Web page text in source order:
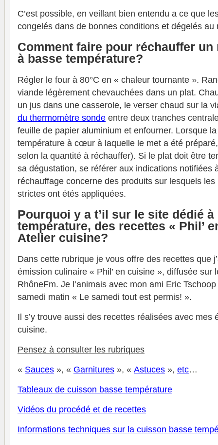
C’est possible, en veillant bien entendu a ce que
congelés dans de bonnes conditions et dégelés au
Comment faire pour réchauffer
à basse température?
Régler le four à 80°C en « chaleur tournante ».
viande légèrement chevauchées dans un plat.
un jus dans une casserole, le verser chaud sur la
du thermomètre sonde entre deux tranches
feuille de papier aluminium et enfourner. Lorsque
température à cœur à laquelle le met a été
selon la quantité à réchauffer). Si le plat doit être
sa dégustation, se référer aux indications notifiées
réchauffage concerne des produits sur lesquels les
strictes ont étés appliquées.
Pourquoi y a t’il sur le site dédié à
température, des recettes « Phil’
Atelier cuisine?
Dans cette rubrique je vous offre des recettes que
émission culinaire « Phil’ en cuisine », diffusée sur
RhôneFm. Je l’animais avec mon ami Eric
samedi matin « Le samedi tout est permis! ».
Il s’y trouve aussi des recettes réalisées avec mes
cuisine.
Pensez à consulter les rubriques
« Sauces », « Garnitures », « Astuces », etc…
Tableaux de cuisson basse température
Vidéos du procédé et de recettes
Informations techniques sur la cuisson basse